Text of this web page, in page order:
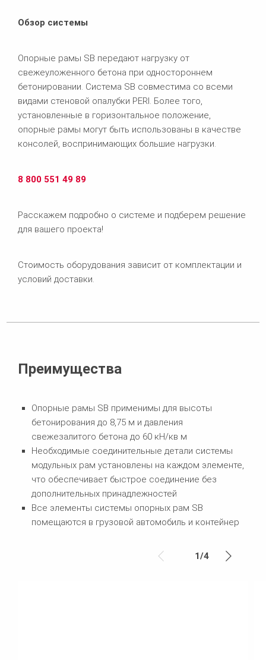
Обзор системы
Опорные рамы SB передают нагрузку от
свежеуложенного бетона при одностороннем
бетонировании. Система SB совместима со всеми
видами стеновой опалубки PERI. Более того,
установленные в горизонтальное положение,
опорные рамы могут быть использованы в качестве
консолей, воспринимающих большие нагрузки.
8 800 551 49 89
Расскажем подробно о системе и подберем решение
для вашего проекта!
Стоимость оборудования зависит от комплектации и
условий доставки.
Преимущества
Опорные рамы SB применимы для высоты
бетонирования до 8,75 м и давления
свежезалитого бетона до 60 кН/кв м
Необходимые соединительные детали системы
модульных рам установлены на каждом элементе,
что обеспечивает быстрое соединение без
дополнительных принадлежностей
Все элементы системы опорных рам SB
помещаются в грузовой автомобиль и контейнер
1/4